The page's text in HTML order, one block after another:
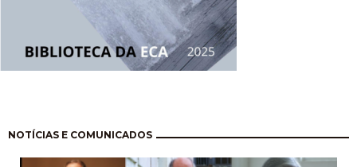
NOTÍCIAS E COMUNICADOS
Pagination